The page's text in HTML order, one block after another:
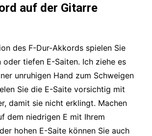
auf der Gitarre
des F-Dur-Akkords spielen Sie
oder tiefen E-Saiten. Ich ziehe es
unruhigen Hand zum Schweigen
Sie die E-Saite vorsichtig mit
damit sie nicht erklingt. Machen
dem niedrigen E mit Ihrem
hohen E-Saite können Sie auch